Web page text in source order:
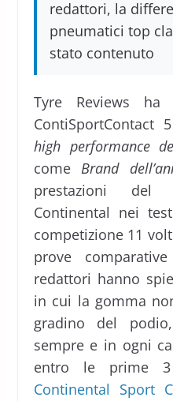
redattori, la
pneumatici top
stato contenuto
Tyre Reviews
high performance
comeBrand
prestazioni del
Continental nei
competizione 11
prove
redattori hanno
in cui la gomma
gradino del
sempre e in ogni
entro le prime 3
Continental Sport